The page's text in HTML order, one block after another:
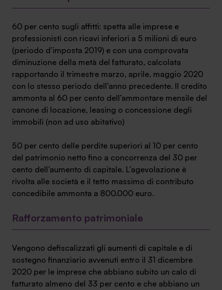
60 per cento sugli affitti: spetta alle imprese e
professionisti con ricavi inferiori a 5 milioni di euro
(periodo d’imposta 2019) e con una comprovata
diminuzione della metà del fatturato, calcolata
rapportando il trimestre marzo, aprile, maggio 2020
con lo stesso periodo dell’anno precedente. Il credito
ammonta al 60 per cento dell’ammontare mensile del
canone di locazione, leasing o concessione degli
immobili (non ad uso abitativo)
50 per cento delle perdite superiori al 10 per cento
del patrimonio netto fino a concorrenza del 30 per
cento dell’aumento di capitale. L’agevolazione è
rivolta alle società e il tetto massimo di contributo
concedibile ammonta a 800.000 euro.
Rafforzamento patrimoniale
Vengono defiscalizzati gli aumenti di capitale e di
sostegno finanziario avvenuti entro il 31 dicembre
2020 per le imprese che abbiano subito un calo di
fatturato almeno del 33 per cento e che abbiano un